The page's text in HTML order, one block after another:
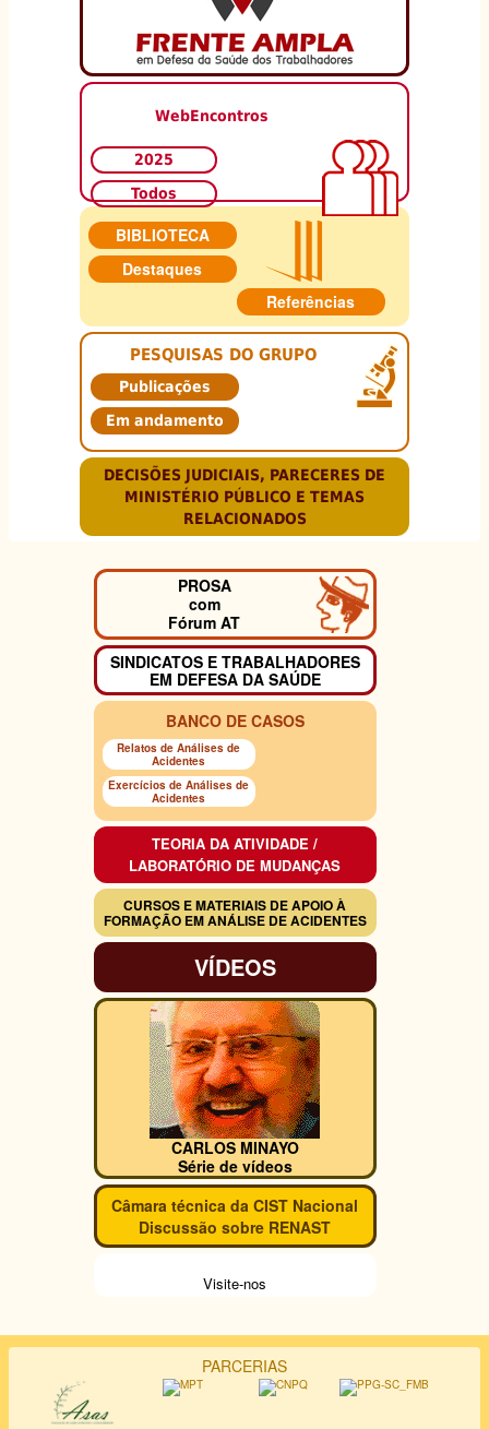
WebEncontros
2025
Todos
BIBLIOTECA
Destaques
Referências
PESQUISAS DO GRUPO
Publicações
Em andamento
DECISÕES JUDICIAIS, PARECERES DE
MINISTÉRIO PÚBLICO E TEMAS
RELACIONADOS
PROSA
com
Fórum AT
SINDICATOS E TRABALHADORES
EM DEFESA DA SAÚDE
BANCO DE CASOS
Relatos de Análises de
Acidentes
Exercícios de Análises de
Acidentes
TEORIA DA ATIVIDADE /
LABORATÓRIO DE MUDANÇAS
CURSOS E MATERIAIS DE APOIO À
FORMAÇÃO EM ANÁLISE DE ACIDENTES
VÍDEOS
CARLOS MINAYO
Série de vídeos
Câmara técnica da CIST Nacional
Discussão sobre RENAST
Visite-nos
PARCERIAS